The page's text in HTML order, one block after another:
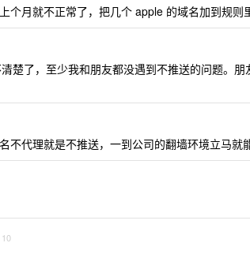
个月就不正常了，把几个 apple 的域名加到规则
楚了，至少我和朋友都没遇到不推送的问题。
不代理就是不推送，一到公司的翻墙环境立马就